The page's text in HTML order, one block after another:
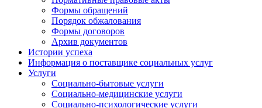
Формы обращений
Порядок обжалования
Формы договоров
Архив документов
Истории успеха
Информация о поставщике социальных услуг
Услуги
Социально-бытовые услуги
Социально-медицинские услуги
Социально-психологические услуги